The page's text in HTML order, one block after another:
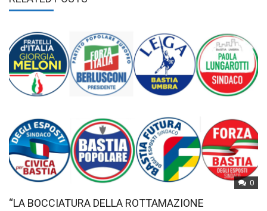
0
“LA BOCCIATURA DELLA ROTTAMAZIONE